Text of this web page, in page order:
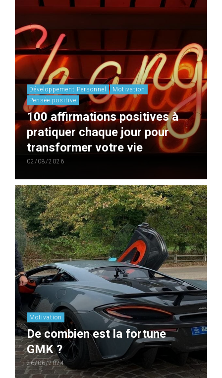
Développement Personnel
Motivation
Pensée positive
100 affirmations positives à
pratiquer chaque jour pour
transformer votre vie
02/08/2026
Motivation
De combien est la fortune
GMK ?
26/06/2024